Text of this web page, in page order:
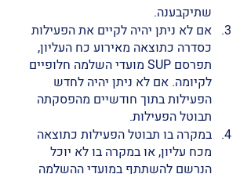
שתיקבענה.
אם לא ניתן יהיה לקיים את הפעילות
כסדרה כתוצאה מאירוע כח העליון,
תפרסם SUP מועדי השלמה חלופיים
לקיומה. אם לא ניתן יהיה לחדש
הפעילות בתוך חודשיים מהפסקתה
תבוטל הפעילות.
במקרה בו תבוטל הפעילות כתוצאה
מכח עליון, או במקרה בו לא יוכל
הנרשם להשתתף במועדי ההשלמה